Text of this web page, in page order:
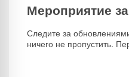
Мероприятие
Следите за
ничего не пропустить.